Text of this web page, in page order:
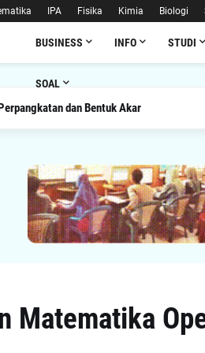
IPA Fisika Kimia Biologi
BUSINESS INFO STUDI
SOAL
dan Bentuk Akar
Matematika